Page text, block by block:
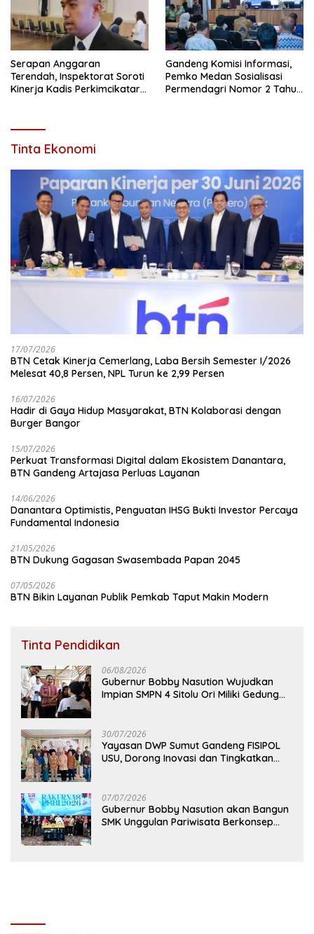
Serapan Anggaran
Terendah, Inspektorat Soroti
Kinerja Kadis Perkimcikataru
Gandeng Komisi Informasi,
Pemko Medan Sosialisasi
Permendagri Nomor 2 Tahun
Tinta Ekonomi
17/07/2026
BTN Cetak Kinerja Cemerlang, Laba Bersih Semester I/2026
Melesat 40,8 Persen, NPL Turun ke 2,99 Persen
16/07/2026
Hadir di Gaya Hidup Masyarakat, BTN Kolaborasi dengan
Burger Bangor
15/07/2026
Perkuat Transformasi Digital dalam Ekosistem Danantara,
BTN Gandeng Artajasa Perluas Layanan
14/06/2026
Danantara Optimistis, Penguatan IHSG Bukti Investor Percaya
Fundamental Indonesia
21/05/2026
BTN Dukung Gagasan Swasembada Papan 2045
07/05/2026
BTN Bikin Layanan Publik Pemkab Taput Makin Modern
Tinta Pendidikan
06/08/2026
Gubernur Bobby Nasution Wujudkan
Impian SMPN 4 Sitolu Ori Miliki Gedung
30/07/2026
Yayasan DWP Sumut Gandeng FISIPOL
USU, Dorong Inovasi dan Tingkatkan
07/07/2026
Gubernur Bobby Nasution akan Bangun
SMK Unggulan Pariwisata Berkonsep